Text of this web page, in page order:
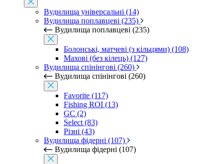
Вудилища універсальні (14)
Вудилища поплавцеві (235)
Вудилища поплавцеві (235)
Болонські, матчеві (з кільцями) (108)
Махові (без кілець) (127)
Вудилища спінінгові (260)
Вудилища спінінгові (260)
Favorite (117)
Fishing ROI (13)
GC (2)
Select (83)
Різні (43)
Вудилища фідерні (107)
Вудилища фідерні (107)